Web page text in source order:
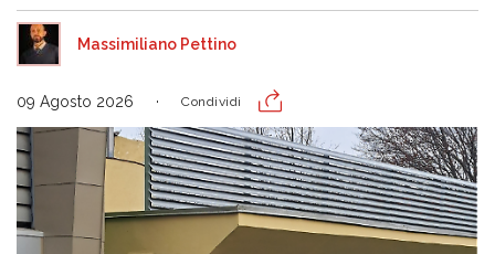
Massimiliano Pettino
09 Agosto 2026 Condividi